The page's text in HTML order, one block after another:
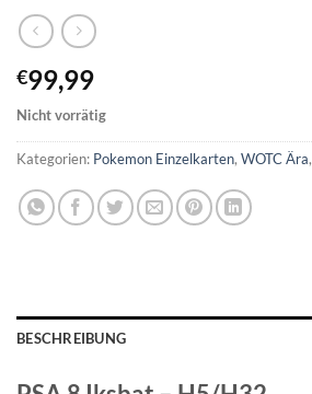
€99,99
Nicht vorrätig
Kategorien: Pokemon Einzelkarten, WOTC Ära,
BESCHREIBUNG